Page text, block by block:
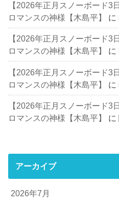
【2026年正月スノーボード3
ロマンスの神様【木島平】
に
【2026年正月スノーボード3
ロマンスの神様【木島平】
に
【2026年正月スノーボード3
ロマンスの神様【木島平】
に
【2026年正月スノーボード3
ロマンスの神様【木島平】
に
アーカイブ
2026年7月